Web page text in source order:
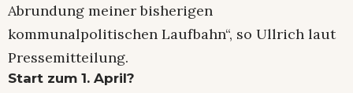
Abrundung meiner bisherigen
kommunalpolitischen Laufbahn“, so Ullrich laut
Pressemitteilung.
Start zum 1. April?